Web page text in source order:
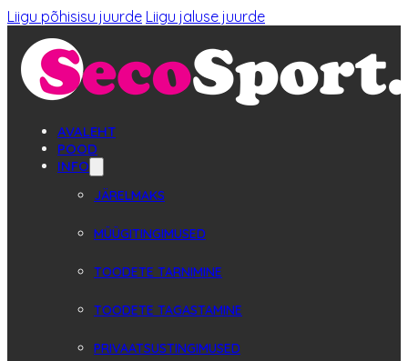
Liigu põhisisu juurde Liigu jaluse juurde
AVALEHT
POOD
INFO
JÄRELMAKS
MÜÜGITINGIMUSED
TOODETE TARNIMINE
TOODETE TAGASTAMINE
PRIVAATSUSTINGIMUSED